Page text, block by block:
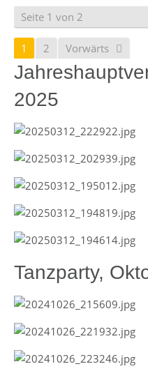
Seite 1 von 2
1 2 Vorwärts
2025
Tanzparty,